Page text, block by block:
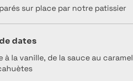
sur place par notre patissier
dates
à la vanille, de la sauce au caramel